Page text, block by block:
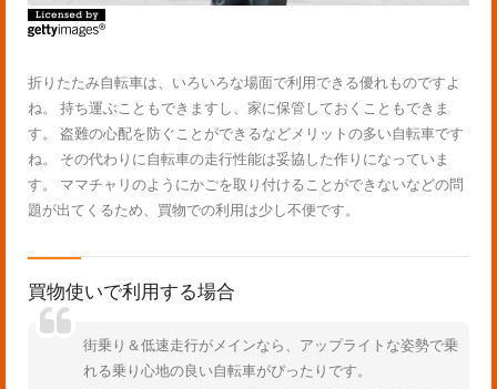
折りたたみ自転車は、いろいろな場面で利用できる優れものですよ
ね。 持ち運ぶこともできますし、家に保管しておくこともできま
す。 盗難の心配を防ぐことができるなどメリットの多い自転車です
ね。 その代わりに自転車の走行性能は妥協した作りになっていま
す。 ママチャリのようにかごを取り付けることができないなどの問
題が出てくるため、買物での利用は少し不便です。
買物使いで利用する場合
街乗り＆低速走行がメインなら、アップライトな姿勢で乗
れる乗り心地の良い自転車がぴったりです。